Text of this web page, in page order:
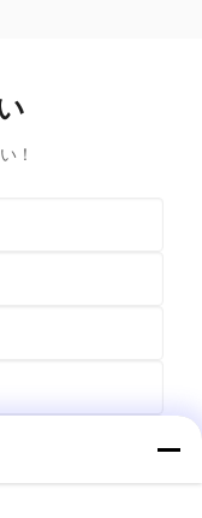
！